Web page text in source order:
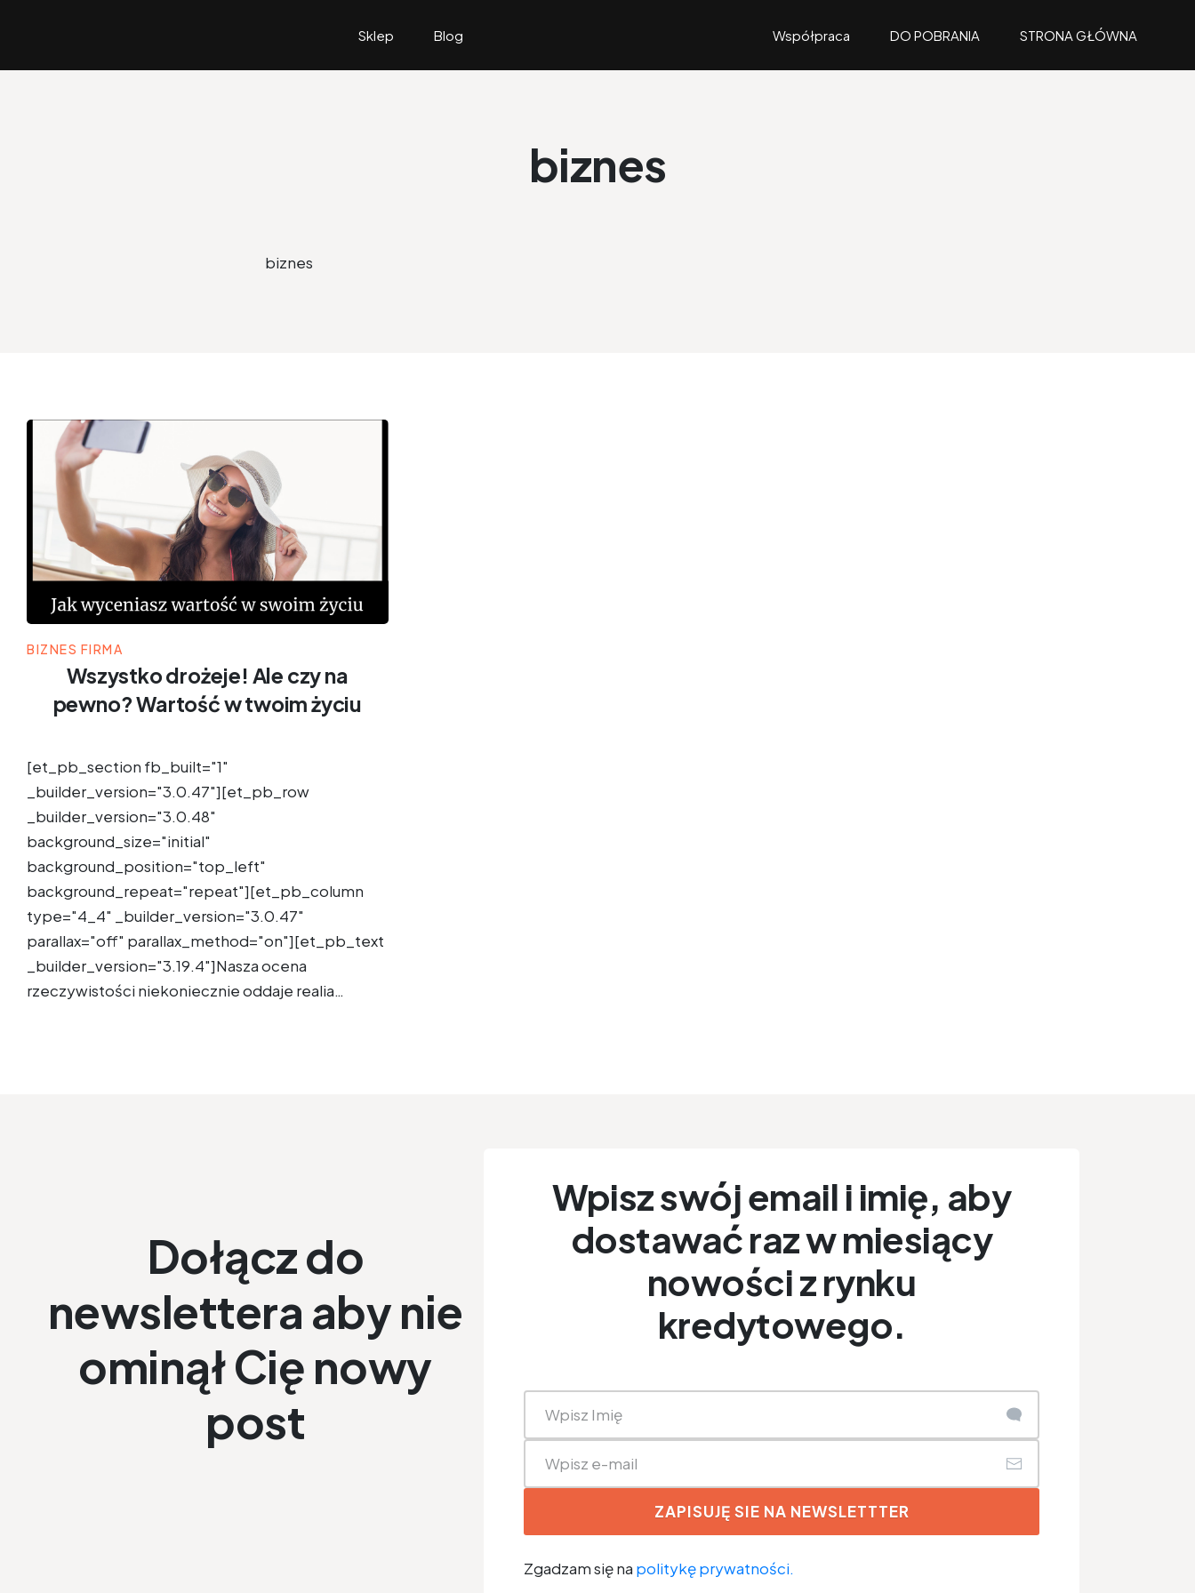
Sklep Blog Współpraca DO POBRANIA STRONA GŁÓWNA
biznes
biznes
BIZNES FIRMA
Wszystko drożeje! Ale czy na
pewno? Wartość w twoim życiu
[et_pb_section fb_built="1"
_builder_version="3.0.47"][et_pb_row
_builder_version="3.0.48"
background_size="initial"
background_position="top_left"
background_repeat="repeat"][et_pb_column
type="4_4" _builder_version="3.0.47"
parallax="off" parallax_method="on"][et_pb_text
_builder_version="3.19.4"]Nasza ocena
rzeczywistości niekoniecznie oddaje realia…
Dołącz do
newslettera aby nie
ominął Cię nowy
post
Wpisz swój email i imię, aby
dostawać raz w miesiący
nowości z rynku
kredytowego.
ZAPISUJĘ SIE NA NEWSLETTTER
Zgadzam się na politykę prywatności.